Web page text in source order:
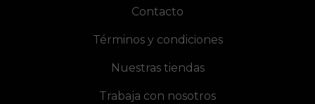
Contacto
Términos y condiciones
Nuestras tiendas
Trabaja con nosotros